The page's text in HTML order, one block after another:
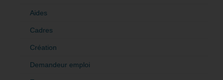
Aides
Cadres
Création
Demandeur emploi